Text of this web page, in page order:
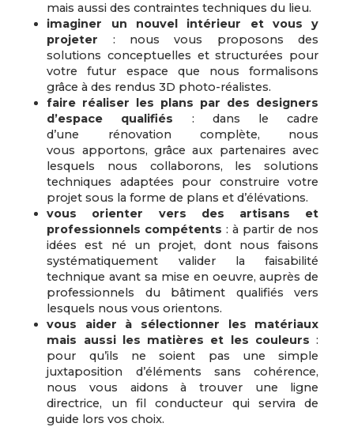
mais aussi des contraintes techniques du lieu.
imaginer un nouvel intérieur et vous y
projeter : nous vous proposons des
solutions conceptuelles et structurées pour
votre futur espace que nous formalisons
grâce à des rendus 3D photo-réalistes.
faire réaliser les plans par des designers
d’espace qualifiés : dans le cadre
d’une rénovation complète, nous
vous apportons, grâce aux partenaires avec
lesquels nous collaborons, les solutions
techniques adaptées pour construire votre
projet sous la forme de plans et d’élévations.
vous orienter vers des artisans et
professionnels compétents: à partir de nos
idées est né un projet, dont nous faisons
systématiquement valider la faisabilité
technique avant sa mise en oeuvre, auprès de
professionnels du bâtiment qualifiés vers
lesquels nous vous orientons.
vous aider à sélectionner les matériaux
mais aussi les matières et les couleurs:
pour qu’ils ne soient pas une simple
juxtaposition d’éléments sans cohérence,
nous vous aidons à trouver une ligne
directrice, un fil conducteur qui servira de
guide lors vos choix.